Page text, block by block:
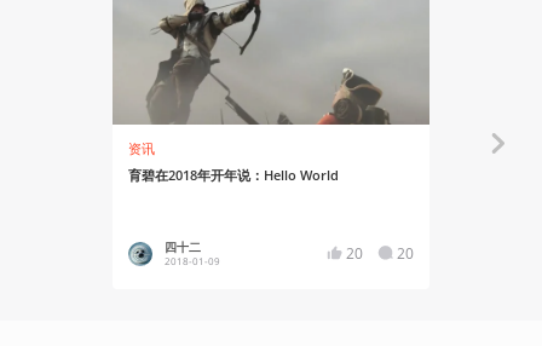
资讯
育碧在2018年开年说：Hello World
四十二
2018-01-09 20 20